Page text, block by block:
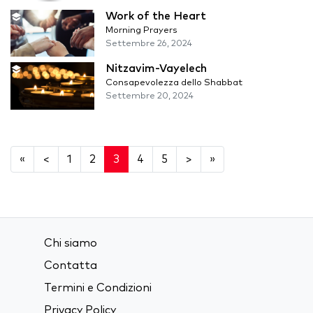
Work of the Heart
Morning Prayers
Settembre 26, 2024
Nitzavim-Vayelech
Consapevolezza dello Shabbat
Settembre 20, 2024
« < 1 2 3 4 5 > »
Chi siamo
Contatta
Termini e Condizioni
Privacy Policy